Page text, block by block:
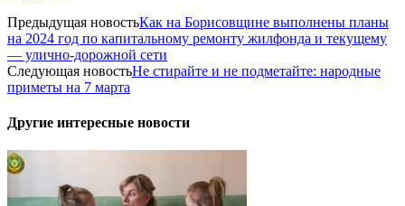
Предыдущая новостьКак на Борисовщине выполнены планы
на 2024 год по капитальному ремонту жилфонда и текущему
— улично-дорожной сети
Следующая новостьНе стирайте и не подметайте: народные
приметы на 7 марта
Другие интересные новости